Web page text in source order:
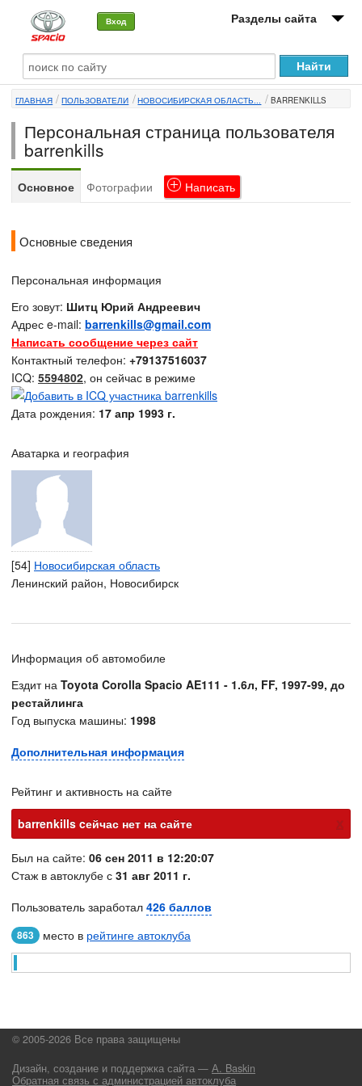
Вход Разделы сайта
О машине
Автоклуб
Форумы
Сервисы и услуги
ГЛАВНАЯ ПОЛЬЗОВАТЕЛИ НОВОСИБИРСКАЯ ОБЛАСТЬ... BARRENKILLS
Персональная страница пользователя
barrenkills
Основное Фотографии Написать
Основные сведения
Персональная информация
Его зовут: Шитц Юрий Андреевич
Адрес e-mail: barrenkills@gmail.com
Написать сообщение через сайт
Контактный телефон: +79137516037
ICQ: 5594802, он сейчас в режиме
Дата рождения: 17 апр 1993 г.
Аватарка и география
[54] Новосибирская область
Ленинский район, Новосибирск
Информация об автомобиле
Ездит на Toyota Corolla Spacio AE111 - 1.6л, FF, 1997-99, до
рестайлинга
Год выпуска машины: 1998
Дополнительная информация
Рейтинг и активность на сайте
barrenkills cейчас нет на сайте
х
Был на сайте: 06 сен 2011 в 12:20:07
Стаж в автоклубе с 31 авг 2011 г.
Пользователь заработал 426 баллов
863 место в рейтинге автоклуба
© 2005-2026 Все права защищены
Дизайн, создание и поддержка сайта — А. Baskin
Обратная связь с администрацией автоклуба